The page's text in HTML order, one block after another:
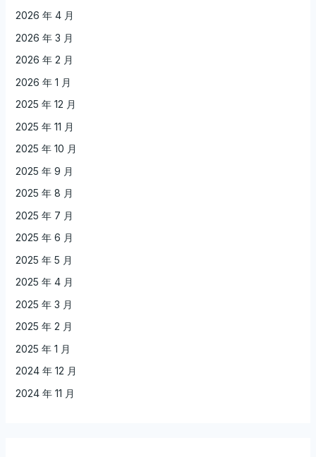
2026 年 4 月
2026 年 3 月
2026 年 2 月
2026 年 1 月
2025 年 12 月
2025 年 11 月
2025 年 10 月
2025 年 9 月
2025 年 8 月
2025 年 7 月
2025 年 6 月
2025 年 5 月
2025 年 4 月
2025 年 3 月
2025 年 2 月
2025 年 1 月
2024 年 12 月
2024 年 11 月